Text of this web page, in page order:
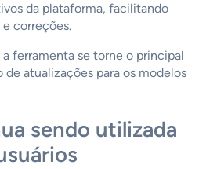
da plataforma, facilitando
correções.
ferramenta se torne o principal
atualizações para os modelos
sendo utilizada